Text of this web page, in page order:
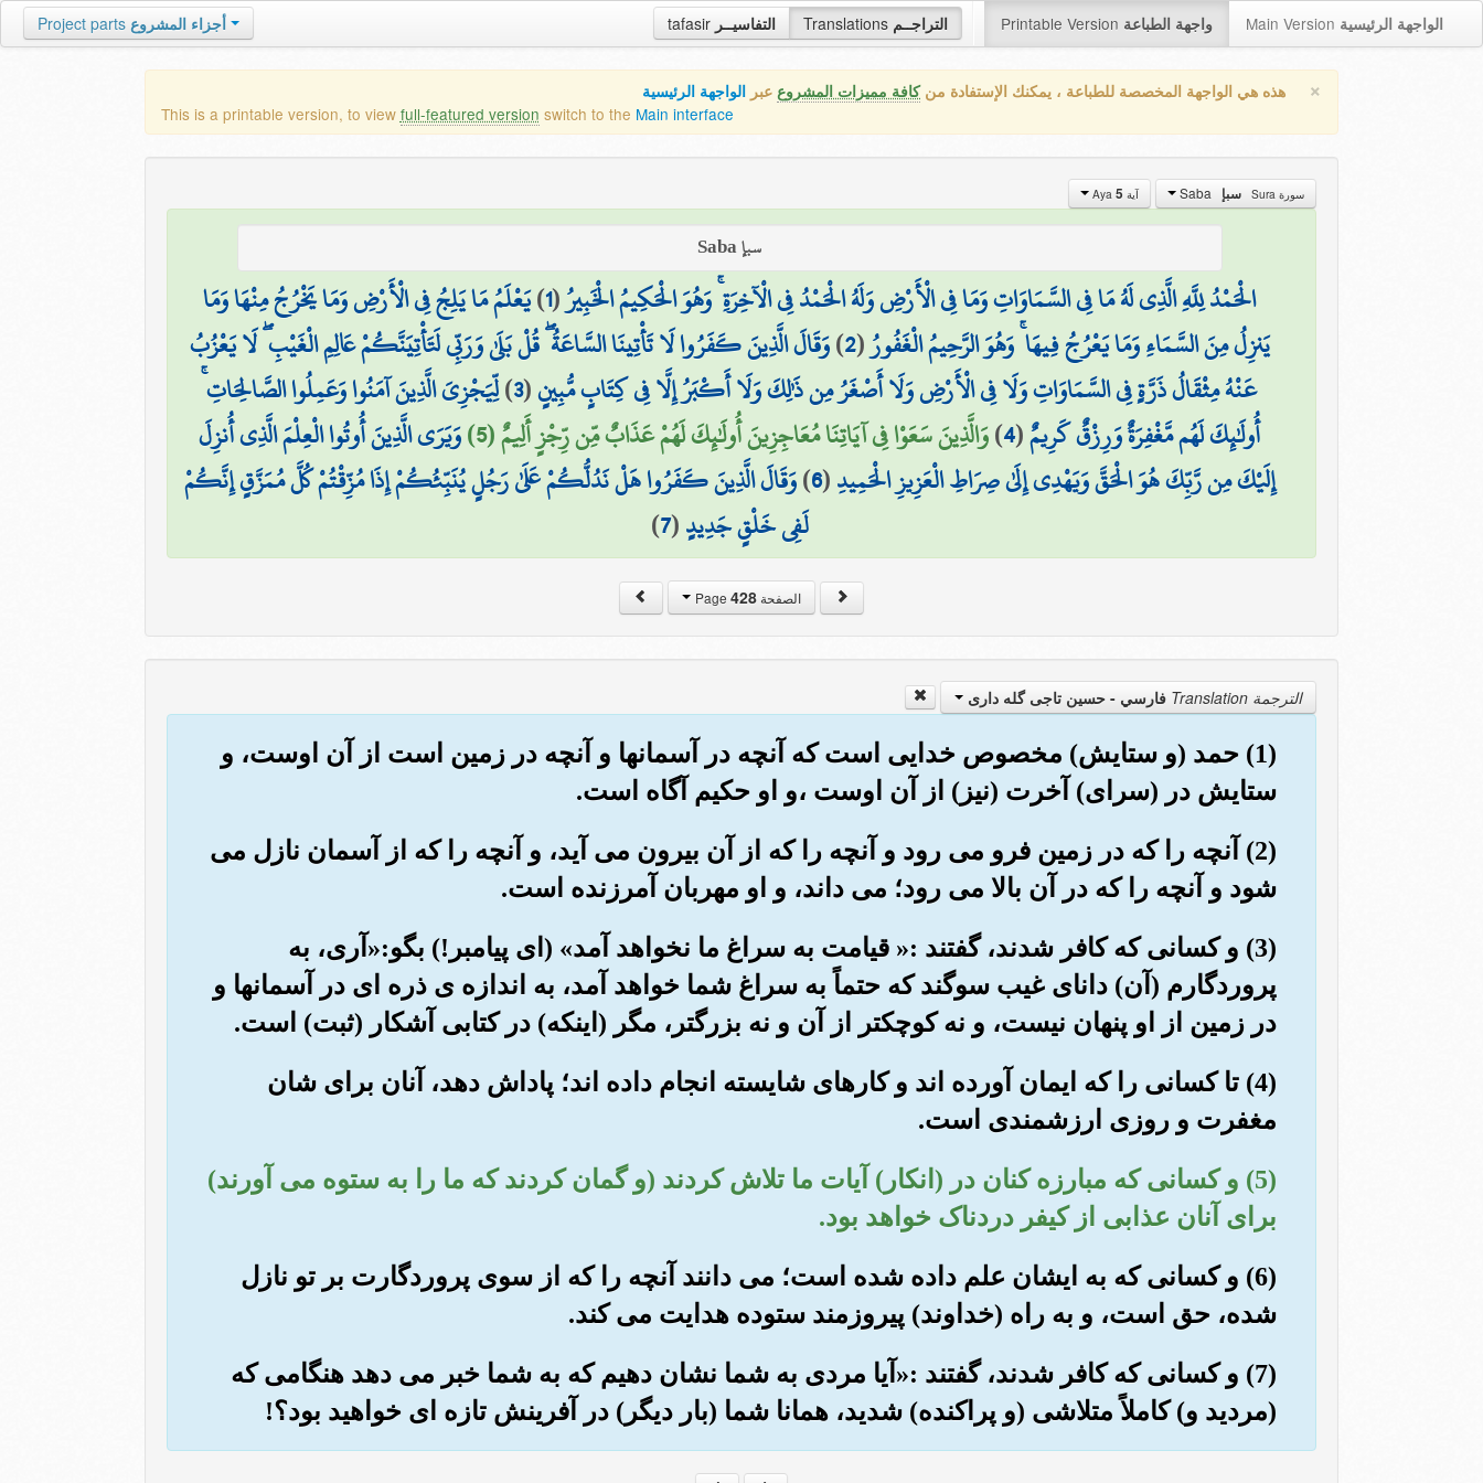
tafasir التفاسيــر Translations التراجــم Printable Version واجهة الطباعة Main Version الواجهة الرئيسية Project parts أجزاء المشروع
× هذه هي الواجهة المخصصة للطباعة ، يمكنك الإستفادة منكافة مميزات المشروع عبر الواجهة الرئيسية
This is a printable version, to view full-featured version switch to the Main interface
سورة Sura سبإ آية Aya 5
سبإ Saba
الْحَمْدُ لِلَّهِ الَّذِي لَهُ مَا فِي السَّمَاوَاتِ وَمَا فِي الْأَرْضِ وَلَهُ الْحَمْدُ فِي الْآخِرَةِ ۚ وَهُوَ الْحَكِيمُ الْخَبِيرُ(
1
)يَعْلَمُ مَا يَلِجُ فِي الْأَرْضِ وَمَا يَخْرُجُ مِنْهَا وَمَا
يَنزِلُ مِنَ السَّمَاءِ وَمَا يَعْرُجُ فِيهَا ۚ وَهُوَ الرَّحِيمُ الْغَفُورُ(
2
)وَقَالَ الَّذِينَ كَفَرُوا لَا تَأْتِينَا السَّاعَةُ ۖ قُلْ بَلَىٰ وَرَبِّي لَتَأْتِيَنَّكُمْ عَالِمِ الْغَيْبِ ۖ لَا يَعْزُبُ
عَنْهُ مِثْقَالُ ذَرَّةٍ فِي السَّمَاوَاتِ وَلَا فِي الْأَرْضِ وَلَا أَصْغَرُ مِن ذَٰلِكَ وَلَا أَكْبَرُ إِلَّا فِي كِتَابٍ مُّبِينٍ(
3
)لِّيَجْزِيَ الَّذِينَ آمَنُوا وَعَمِلُوا الصَّالِحَاتِ ۚ
أُولَٰئِكَ لَهُم مَّغْفِرَةٌ وَرِزْقٌ كَرِيمٌ(
4
)وَالَّذِينَ سَعَوْا فِي آيَاتِنَا مُعَاجِزِينَ أُولَٰئِكَ لَهُمْ عَذَابٌ مِّن رِّجْزٍ أَلِيمٌ (5) وَيَرَى الَّذِينَ أُوتُوا الْعِلْمَ الَّذِي أُنزِلَ
إِلَيْكَ مِن رَّبِّكَ هُوَ الْحَقَّ وَيَهْدِي إِلَىٰ صِرَاطِ الْعَزِيزِ الْحَمِيدِ(
6
)وَقَالَ الَّذِينَ كَفَرُوا هَلْ نَدُلُّكُمْ عَلَىٰ رَجُلٍ يُنَبِّئُكُمْ إِذَا مُزِّقْتُمْ كُلَّ مُمَزَّقٍ إِنَّكُمْ
لَفِي خَلْقٍ جَدِيدٍ(
7
)
الصفحة Page428
الترجمة Translation فارسي - حسین تاجی گله داری
(1) حمد (و ستایش) مخصوص خدایی است که آنچه در آسمانها و آنچه در زمین است از آن اوست، و
ستایش در (سرای) آخرت (نیز) از آن اوست ،و او حکیم آگاه است.
(2) آنچه را که در زمین فرو می رود و آنچه را که از آن بیرون می آید، و آنچه را که از آسمان نازل می
شود و آنچه را که در آن بالا می رود؛ می داند، و او مهربان آمرزنده است.
(3) و کسانی که کافر شدند، گفتند :« قیامت به سراغ ما نخواهد آمد» (ای پیامبر!) بگو:«آری، به
پروردگارم (آن) دانای غیب سوگند که حتماً به سراغ شما خواهد آمد، به اندازه ی ذره ای در آسمانها و
در زمین از او پنهان نیست، و نه کوچکتر از آن و نه بزرگتر، مگر (اینکه) در کتابی آشکار (ثبت) است.
(4) تا کسانی را که ایمان آورده اند و کارهای شایسته انجام داده اند؛ پاداش دهد، آنان برای شان
مغفرت و روزی ارزشمندی است.
(5) و کسانی که مبارزه کنان در (انکار) آیات ما تلاش کردند (و گمان کردند که ما را به ستوه می آورند)
برای آنان عذابی از کیفر دردناک خواهد بود.
(6) و کسانی که به ایشان علم داده شده است؛ می دانند آنچه را که از سوی پروردگارت بر تو نازل
شده، حق است، و به راه (خداوند) پیروزمند ستوده هدایت می کند.
(7) و کسانی که کافر شدند، گفتند :«آیا مردی به شما نشان دهیم که به شما خبر می دهد هنگامی که
(مردید و) کاملاً متلاشی (و پراکنده) شدید، همانا شما (بار دیگر) در آفرینش تازه ای خواهید بود؟!